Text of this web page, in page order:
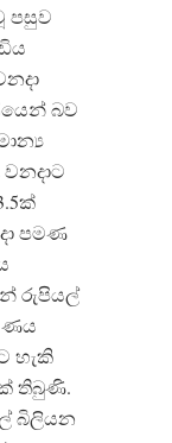
පසුව
බව
වනදාට
පමණ
රුපියල්
ණය
හැකි
තිබුණි.
බිලියන